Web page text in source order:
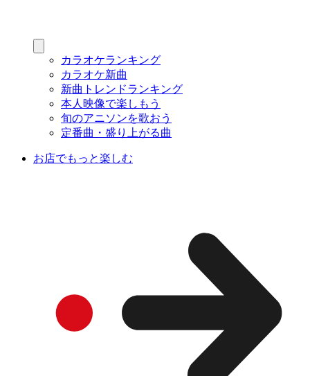
カラオケランキング
カラオケ新曲
新曲トレンドランキング
本人映像で楽しもう
旬のアニソンを歌おう
定番曲・盛り上がる曲
お店でもっと楽しむ